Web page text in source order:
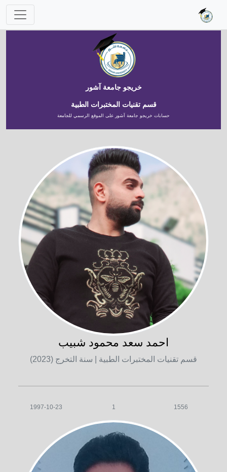
خريجو جامعة آشور
قسم تقنيات المختبرات الطبية
حسابات خريجو جامعة آشور على الموقع الرسمي للجامعة
احمد سعد محمود شبيب
قسم تقنيات المختبرات الطبية | سنة التخرج (2023)
1556
1
1997-10-23